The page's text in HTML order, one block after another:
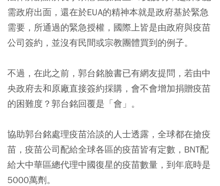
需政府出面，還在於EUA的精神本就是政府基於緊急
需要，所通過的緊急授權，國際上皆是由政府與疫苗
公司簽約，並沒有民間或宗教團體買到的例子。
不過，在此之前，郭台銘臉書已有網友提問，若由中
央政府去和原廠直接簽約採購，會不會增加捐贈疫苗
的困難度？郭台銘回覆是「會」。
協助郭台銘處理疫苗洽談的人士透露，全球都在搶疫
苗，疫苗公司配給全球各區的疫苗皆有定數，BNT配
給大中華區總代理中國復星的疫苗數量，到年底時是
5000萬劑。